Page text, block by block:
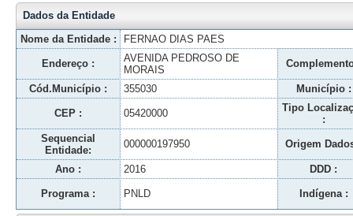
Dados da Entidade
Nome da Entidade :
FERNAO DIAS PAES
Endereço :
AVENIDA PEDROSO DE
MORAIS
Cód.Município : 355030 Município :
CEP : 05420000
Tipo
:
Sequencial
Entidade:
000000197950 Origem
Ano : 2016 DDD :
Programa : PNLD Indígena :